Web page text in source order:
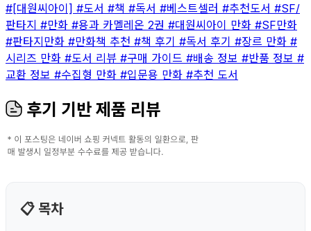
#[대원씨아이] #도서 #책 #독서 #베스트셀러 #추천도서 #SF/
판타지 #만화 #용과 카멜레온 2권 #대원씨아이 만화 #SF만화
#판타지만화 #만화책 추천 #책 후기 #독서 후기 #장르 만화 #
시리즈 만화 #도서 리뷰 #구매 가이드 #배송 정보 #반품 정보 #
교환 정보 #수집형 만화 #입문용 만화 #추천 도서
후기 기반 제품 리뷰
📋 목차